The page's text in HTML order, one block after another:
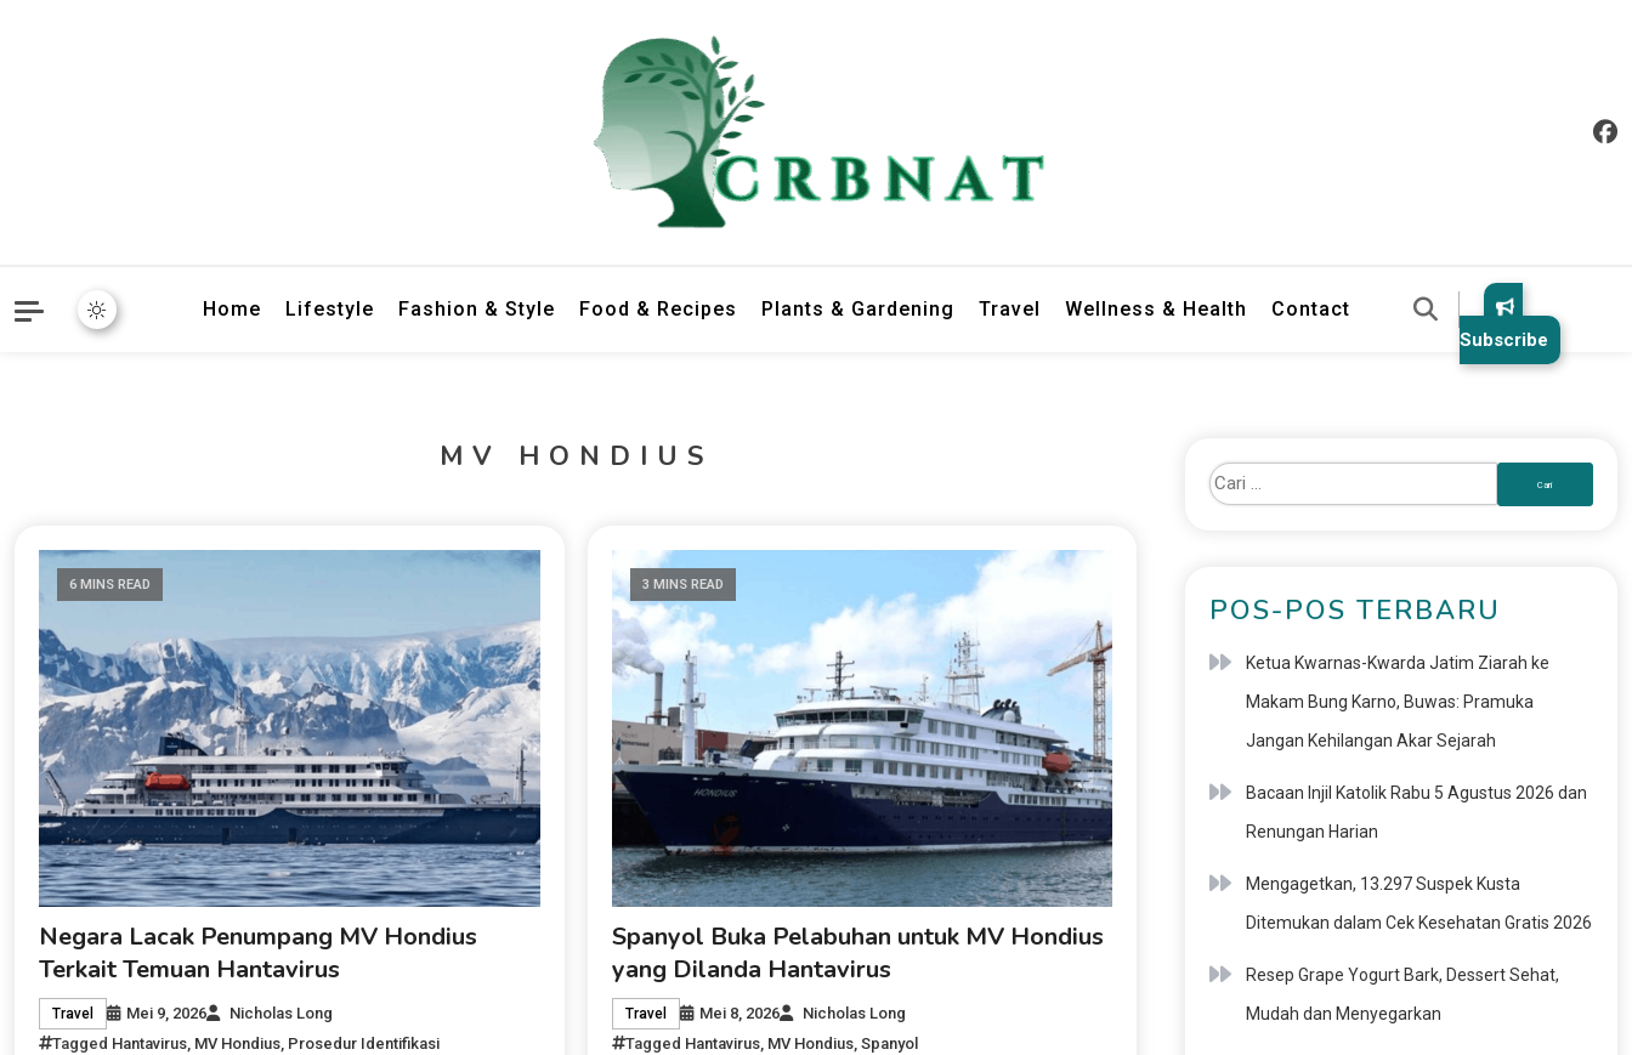
Home Lifestyle Fashion & Style Food & Recipes Plants & Gardening Travel Wellness & Health Contact
Subscribe
MV HONDIUS
6 MINS READ
Negara Lacak Penumpang MV Hondius
Terkait Temuan Hantavirus
Travel Mei 9, 2026
Nicholas Long
Tagged Hantavirus MV Hondius Prosedur Identifikasi
3 MINS READ
Spanyol Buka Pelabuhan untuk MV Hondius
yang Dilanda Hantavirus
Travel Mei 8, 2026
Nicholas Long
Tagged Hantavirus, MV Hondius, Spanyol
POS-POS TERBARU
Ketua Kwarnas-Kwarda Jatim Ziarah ke
Makam Bung Karno, Buwas: Pramuka
Jangan Kehilangan Akar Sejarah
Bacaan Injil Katolik Rabu 5 Agustus 2026 dan
Renungan Harian
Mengagetkan, 13.297 Suspek Kusta
Ditemukan dalam Cek Kesehatan Gratis 2026
Resep Grape Yogurt Bark, Dessert Sehat,
Mudah dan Menyegarkan